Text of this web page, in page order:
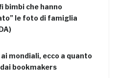
bimbi che hanno
le foto di famiglia
ai mondiali, ecco a quanto
bookmakers